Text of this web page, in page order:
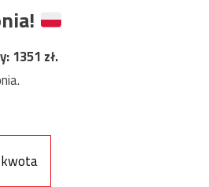
1351 zł.
kwota